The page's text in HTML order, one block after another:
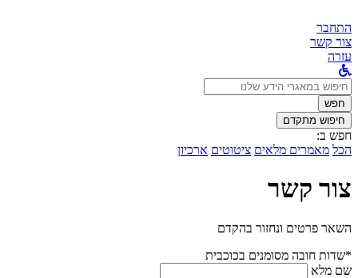
התחבר
צור קשר
עזרה
לחפש
ב:חפש
חיפוש מתקדם
חפש ב:
הכל מאמרים מלאים ציטוטים ארכיון
צור קשר
השאר פרטים ונחזור בהקדם
*שדות חובה מסומנים בכוכבית
שם מלא